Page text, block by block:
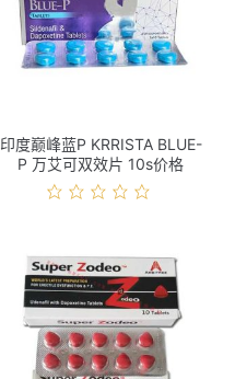
印度巅峰蓝P KRRISTA BLUE-
P 万艾可双效片 10s价格